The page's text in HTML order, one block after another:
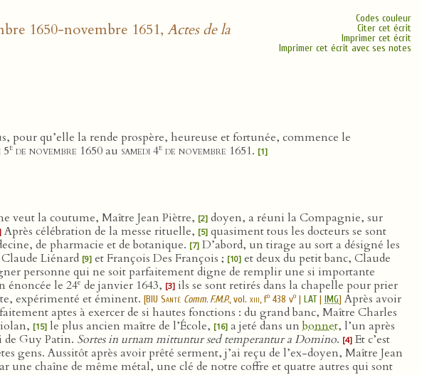
1650-novembre 1651, Actes de la
Codes couleur
Citer cet écrit
Imprimer cet écrit
Imprimer cet écrit avec ses notes
qu’elle la rende prospère, heureuse et fortunée, commence le
5e de novembre 1650au samedi 4e de novembre 1651. [1]
veut la coutume, Maître Jean Piètre, [2] doyen, a réuni la Compagnie, sur
Après célébration de la messe rituelle, [5] quasiment tous les docteurs se sont
de pharmacie et de botanique. [7] D’abord, un tirage au sort a désigné les
Claude Liénard [9] et François Des François ; [10] et deux du petit banc, Claude
personne qui ne soit parfaitement digne de remplir une si importante
énoncée le 24e de janvier 1643, [3] ils se sont retirés dans la chapelle pour prier
expérimenté et éminent. [BIU Santé Comm. F.M.P., vol. xiii, fo 438 vo | LAT| IMG] Après avoir
aptes à exercer de si hautes fonctions : du grand banc, Maître Charles
[15] le plus ancien maître de l’École, [16] a jeté dans unbonnet, l’un après
de Guy Patin. Sortes in urnam mittuntur sed temperantur a Domino. [4] Et c’est
gens. Aussitôt après avoir prêté serment, j’ai reçu de l’ex-doyen, Maître Jean
une chaîne de même métal, une clé de notre coffre et quatre autres qui sont